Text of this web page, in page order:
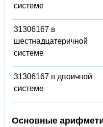
системе
31306167 в
шестнадцатеричной
системе
31306167 в двоичной
системе
Основные